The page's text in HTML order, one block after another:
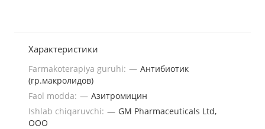
Характеристики
Farmakoterapiya guruhi: — Антибиотик
(гр.макролидов)
Faol modda: — Азитромицин
Ishlab chiqaruvchi: — GM Pharmaceuticals Ltd,
OOO